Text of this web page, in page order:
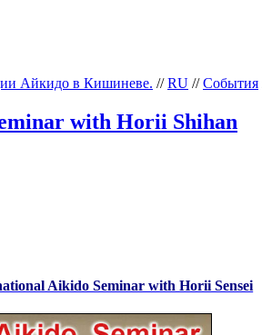
Айкидо в Кишиневе. //RU //События
with Horii Shihan
Aikido Seminar with Horii Sensei